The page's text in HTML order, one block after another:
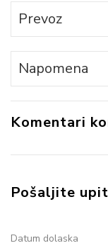
Prevoz
Napomena
Komentari
Pošaljite
Datum dolaska